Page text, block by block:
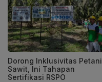
Dorong Inklusivitas Petani
Sawit, Ini Tahapan
Sertifikasi RSPO